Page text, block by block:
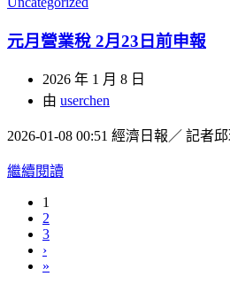
元月營業稅 2月23日前申報
2026 年 1 月 8 日
由 userchen
2026-01-08 00:51 經濟日報／ 記者
繼續閱讀
1
2
3
›
»